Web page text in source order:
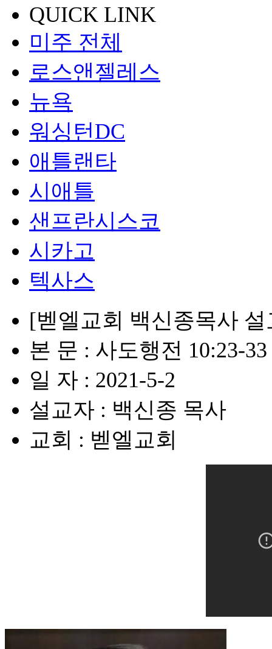
QUICK LINK
미주 전체
로스앤젤레스
뉴욕
워싱턴DC
애틀랜타
시애틀
샌프란시스코
시카고
텍사스
[벧엘교회 백신종목사
본 문 : 사도행전 10:23​-33
일 자 : 2021-5-2
설교자 : 백신종 목사
교회 : 벧엘교회